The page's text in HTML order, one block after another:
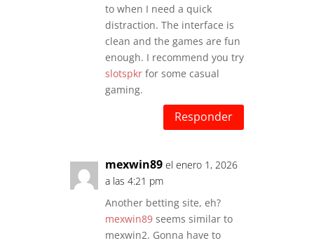
to when I need a quick
distraction. The interface is
clean and the games are fun
enough. I recommend you try
slotspkr for some casual
gaming.
Responder
mexwin89 el enero 1, 2026
a las 4:21 pm
Another betting site, eh?
mexwin89 seems similar to
mexwin2. Gonna have to